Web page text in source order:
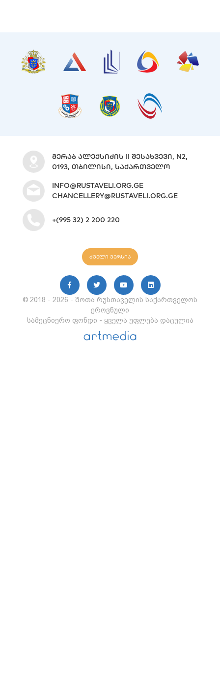
© 2018 - 2026 - შოთა რუსთაველის საქართველოს
ეროვნული
სამეცნიერო ფონდი - ყველა უფლება დაცულია
ᲛᲔᲠᲐᲑ ᲐᲚᲔᲥᲡᲘᲫᲘᲡ II ᲨᲔᲡᲐᲮᲕᲔᲕᲘ, N2,
0193, ᲗᲑᲘᲚᲘᲡᲘ, ᲡᲐᲥᲐᲠᲗᲕᲔᲚᲝ
INFO@RUSTAVELI.ORG.GE
CHANCELLERY@RUSTAVELI.ORG.GE
+(995 32) 2 200 220
ძველი ვერსია